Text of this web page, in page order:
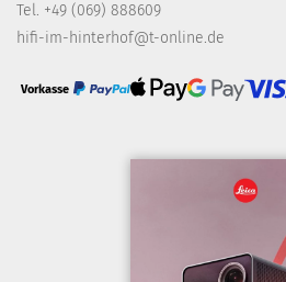
Tel. +49 (069) 888609
hifi-im-hinterhof@t-online.de
Vorkasse